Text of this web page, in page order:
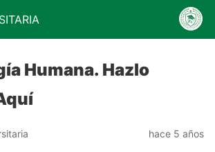
Humana. Hazlo
hace 5 años